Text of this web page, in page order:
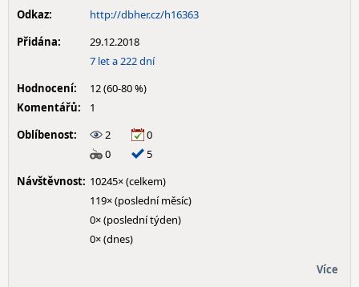
Odkaz:
http://dbher.cz/h16363
Přidána:
29.12.2018
7 let a 222 dní
Hodnocení:
12 (60-80 %)
Komentářů:
1
Oblíbenost:
2
0
0
5
Návštěvnost: 10245× (celkem)
119× (poslední měsíc)
0× (poslední týden)
0× (dnes)
Více